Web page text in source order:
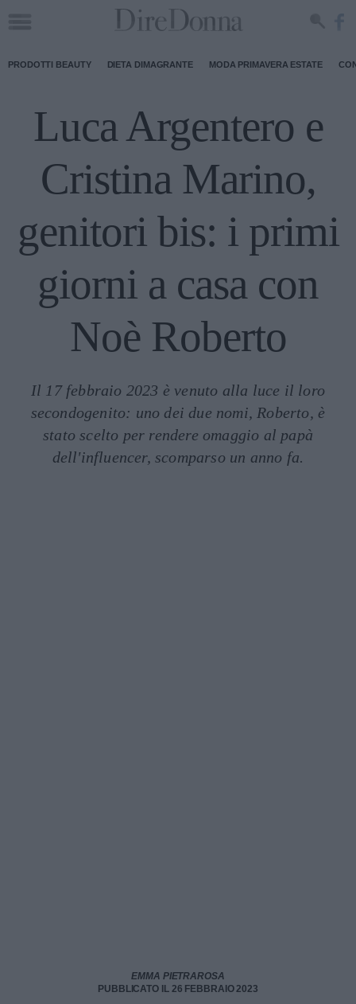
PRODOTTI BEAUTY DIETA DIMAGRANTE MODA PRIMAVERA ESTATE
Luca Argentero e
Cristina Marino,
genitori bis: i primi
giorni a casa con
Noè Roberto
Il 17 febbraio 2023 è venuto alla luce il loro
secondogenito: uno dei due nomi, Roberto, è
stato scelto per rendere omaggio al papà
dell'influencer, scomparso un anno fa.
EMMA PIETRAROSA
PUBBLICATO IL 26 FEBBRAIO 2023